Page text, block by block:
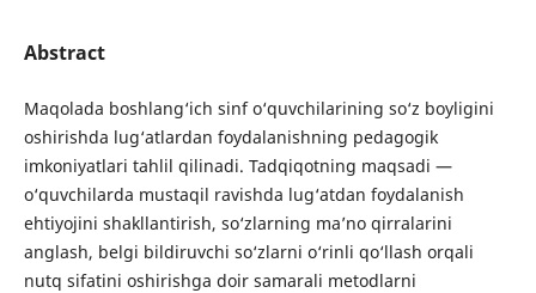
Abstract
Maqolada boshlang‘ich sinf o‘quvchilarining so‘z boyligini
oshirishda lug‘atlardan foydalanishning pedagogik
imkoniyatlari tahlil qilinadi. Tadqiqotning maqsadi —
o‘quvchilarda mustaqil ravishda lug‘atdan foydalanish
ehtiyojini shakllantirish, so‘zlarning ma’no qirralarini
anglash, belgi bildiruvchi so‘zlarni o‘rinli qo‘llash orqali
nutq sifatini oshirishga doir samarali metodlarni